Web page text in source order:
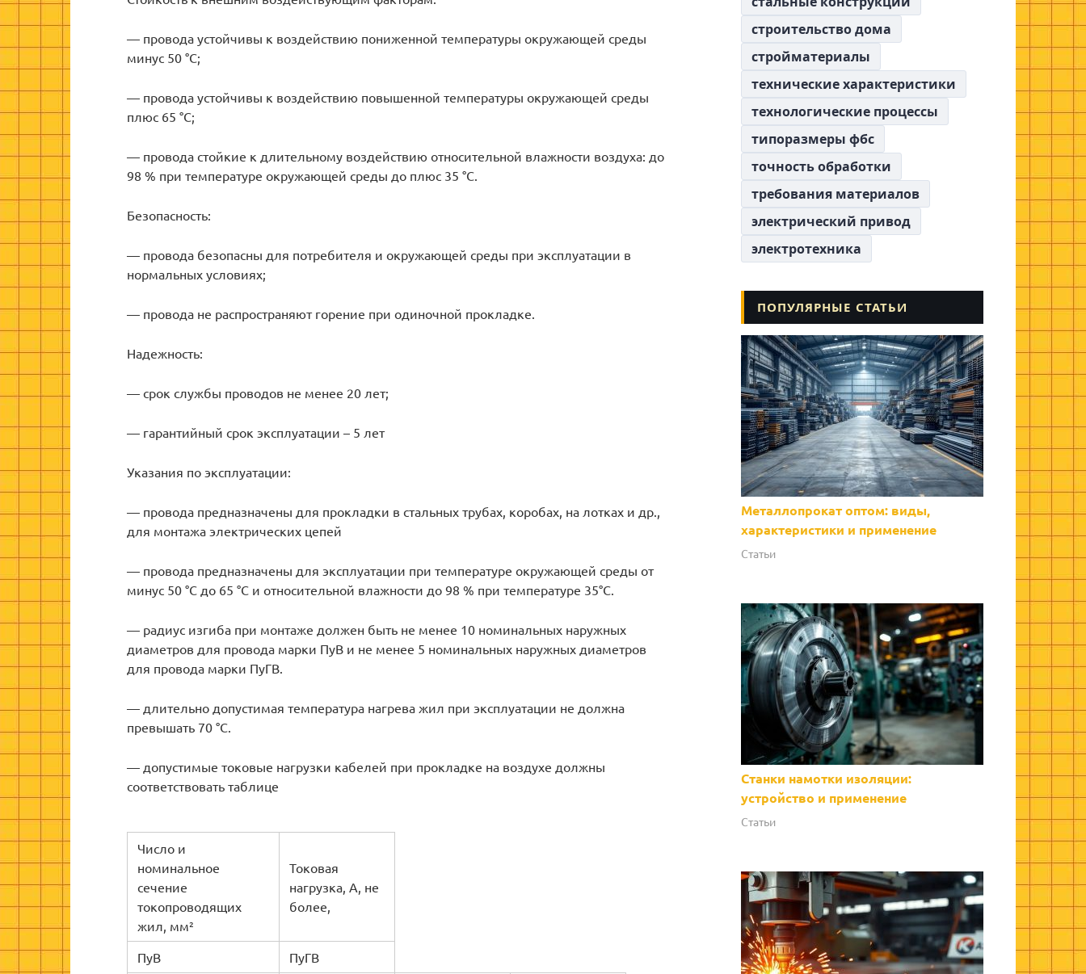
— провода устойчивы к воздействию пониженной температуры окружающей среды
минус 50 °С;
— провода устойчивы к воздействию повышенной температуры окружающей среды
плюс 65 °С;
— провода стойкие к длительному воздействию относительной влажности воздуха: до
98 % при температуре окружающей среды до плюс 35 °С.
Безопасность:
— провода безопасны для потребителя и окружающей среды при эксплуатации в
нормальных условиях;
— провода не распространяют горение при одиночной прокладке.
Надежность:
— срок службы проводов не менее 20 лет;
— гарантийный срок эксплуатации – 5 лет
Указания по эксплуатации:
— провода предназначены для прокладки в стальных трубах, коробах, на лотках и др.,
для монтажа электрических цепей
— провода предназначены для эксплуатации при температуре окружающей среды от
минус 50 °С до 65 °С и относительной влажности до 98 % при температуре 35°С.
— радиус изгиба при монтаже должен быть не менее 10 номинальных наружных
диаметров для провода марки ПуВ и не менее 5 номинальных наружных диаметров
для провода марки ПуГВ.
— длительно допустимая температура нагрева жил при эксплуатации не должна
превышать 70 °С.
— допустимые токовые нагрузки кабелей при прокладке на воздухе должны
соответствовать таблице
Число и
номинальное
сечение
токопроводящих
жил, мм²
Токовая
нагрузка, А, не
более,
ПуВ ПуГВ
строительство дома
стройматериалы
технические характеристики
технологические процессы
типоразмеры фбс
точность обработки
требования материалов
электрический привод
электротехника
ПОПУЛЯРНЫЕ СТАТЬИ
Металлопрокат оптом: виды,
характеристики и применение
Статьи
Станки намотки изоляции:
устройство и применение
Статьи